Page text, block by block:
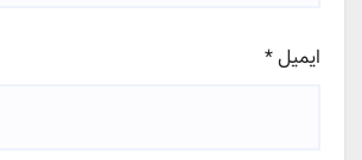
ایمیل*